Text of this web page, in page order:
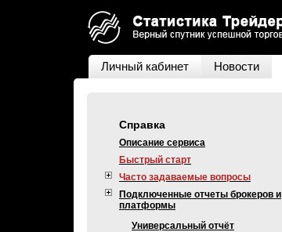
Личный кабинет Новости
Справка
Описание сервиса
Быстрый старт
Часто задаваемые вопросы
Подключенные отчеты брокеров и
платформы
Универсальный отчёт